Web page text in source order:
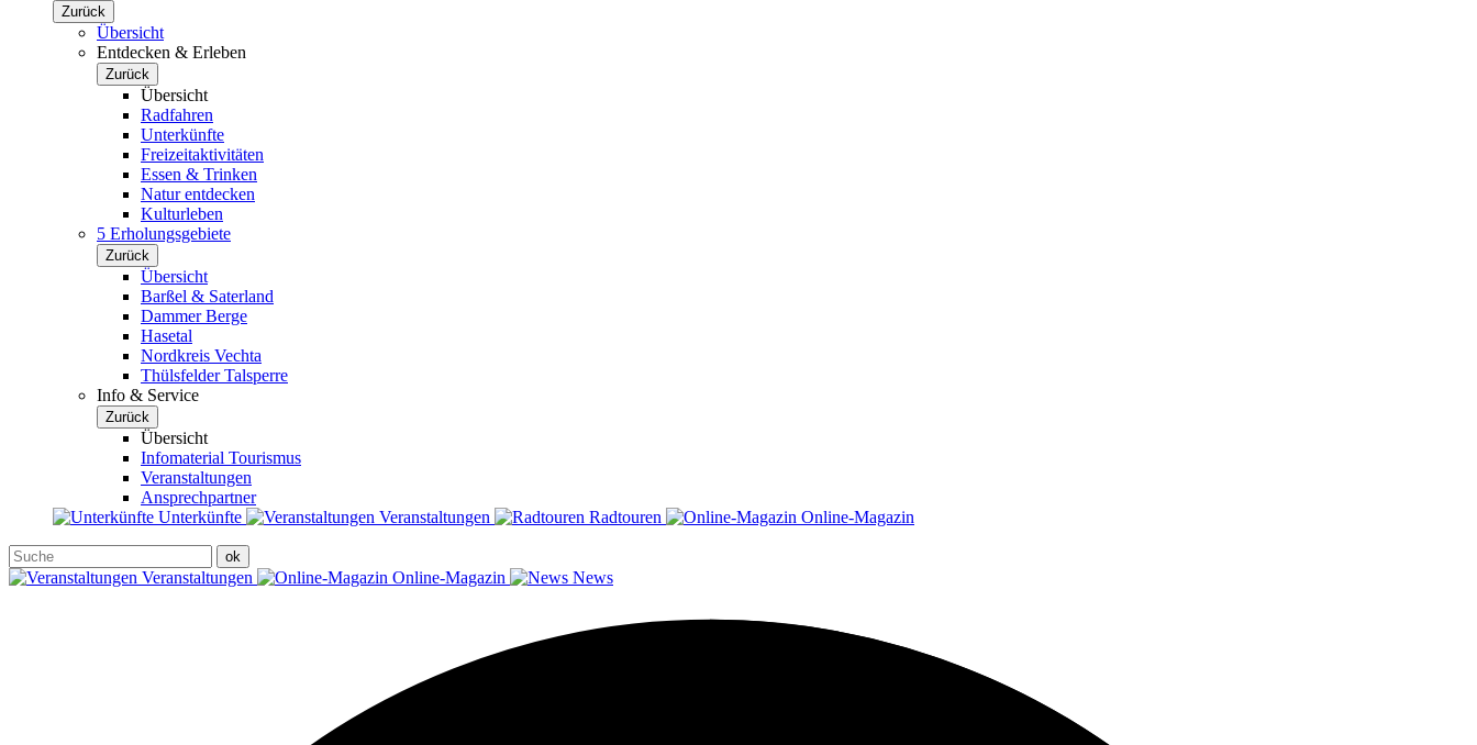
Zurück
Übersicht
Entdecken & Erleben
Zurück
Übersicht
Radfahren
Unterkünfte
Freizeitaktivitäten
Essen & Trinken
Natur entdecken
Kulturleben
5 Erholungsgebiete
Zurück
Übersicht
Barßel & Saterland
Dammer Berge
Hasetal
Nordkreis Vechta
Thülsfelder Talsperre
Info & Service
Zurück
Übersicht
Infomaterial Tourismus
Veranstaltungen
Ansprechpartner
Unterkünfte
Veranstaltungen Radtouren Online-Magazin
Veranstaltungen Online-Magazin News